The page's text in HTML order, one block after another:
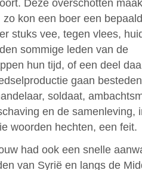
Deze overschotten
kon een boer een
stuks vee, tegen vlees,
sommige leden van de
hun tijd, of een deel
gaan
soldaat,
en de samenleving,
woorden hechten, een feit.
had ook een snelle
van Syrië en langs de